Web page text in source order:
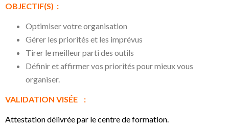
OBJECTIF(S) :
Optimiser votre organisation
Gérer les priorités et les imprévus
Tirer le meilleur parti des outils
Définir et affirmer vos priorités pour mieux vous
organiser.
VALIDATION VISÉE :
Attestation délivrée par le centre de formation.